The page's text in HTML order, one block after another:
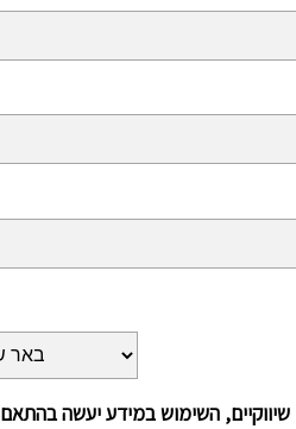
השימוש במידע יעשה בהתאם